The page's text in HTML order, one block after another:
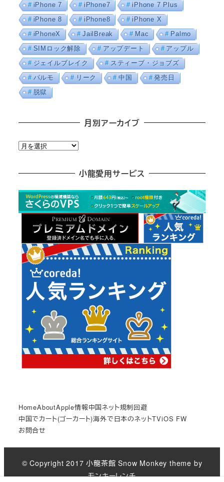
iPhone 7
iPhone7
iPhone 7 Plus
iPhone 8
iPhone8
iPhone X
iPhoneX
JailBreak Mac
Palmo
SIMロック解除
アップデート
アップル
ジェイルブレイク
スティーブ・ジョブズ
パルモ
リーク 中国
発売日
脱獄
月別アーカイブ
月
カ
小龍愛用サービス
HomeAboutApple情報中国ネット規制回避
中国でカート(ゴーカート)海外で日本のネットTViOS FW
お問合せ
© Copyright 2017小龍茶館 Snow Monkey theme by
モンキーレンチ